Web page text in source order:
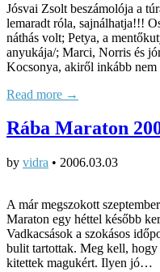
Jósvai Zsolt beszámolója a
lemaradt róla, sajnálhatja!!!
náthás volt; Petya, a
anyukája/; Marci, Norris és
Kocsonya, akiről inkább
Read more →
Rába Maraton
by vidra • 2006.03.03
A már megszokott
Maraton egy héttel később
Vadkacsások a szokásos
bulit tartottak. Meg kell, hogy
kitettek magukért. Ilyen jó…